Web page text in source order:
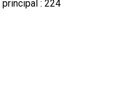
: 224